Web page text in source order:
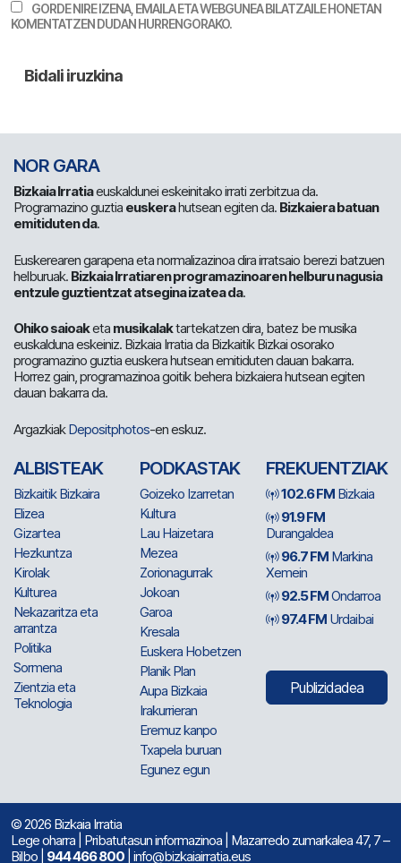
GORDE NIRE IZENA, EMAILA ETA WEBGUNEA BILATZAILE HONETAN
KOMENTATZEN DUDAN HURRENGORAKO.
NOR GARA
Bizkaia Irratiaeuskaldunei eskeinitako irrati zerbitzua da.
Programazino guztia euskerahutsean egiten da. Bizkaiera batuan
emitiduten da.
Euskerearen garapena eta normalizazinoa dira irratsaio berezi batzuen
helburuak. Bizkaia Irratiaren programazinoaren helburu nagusia
entzule guztientzat atsegina izatea da.
Ohiko saioaketa musikalaktartekatzen dira, batez be musika
euskalduna eskeiniz. Bizkaia Irratia da Bizkaitik Bizkai osorako
programazino guztia euskera hutsean emitiduten dauan bakarra.
Horrez gain, programazinoa goitik behera bizkaiera hutsean egiten
dauan bakarra da.
ArgazkiakDepositphotos-en eskuz.
ALBISTEAK
Bizkaitik Bizkaira
Elizea
Gizartea
Hezkuntza
Kirolak
Kulturea
Nekazaritza eta
arrantza
Politika
Sormena
Zientzia eta
Teknologia
PODKASTAK
Goizeko Izarretan
Kultura
Lau Haizetara
Mezea
Zorionagurrak
Jokoan
Garoa
Kresala
Euskera Hobetzen
Planik Plan
Aupa Bizkaia
Irakurrieran
Eremuz kanpo
Txapela buruan
Egunez egun
FREKUENTZIAK
102.6 FM Bizkaia
91.9 FM
Durangaldea
96.7 FM Markina
Xemein
92.5 FMOndarroa
97.4 FM Urdaibai
Publizidadea
© 2026 Bizkaia Irratia
Lege oharra Pribatutasun informazinoa | Mazarredo zumarkalea 47, 7 –
Bilbo | 944 466 800 | info@bizkaiairratia.eus